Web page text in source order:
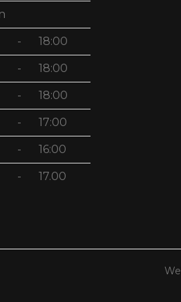
- 18:00
- 18:00
- 18:00
- 17:00
- 16:00
- 17.00